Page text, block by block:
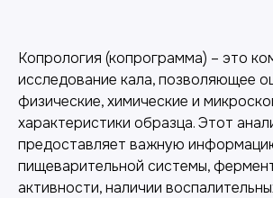
Копрология (копрограмма) – это
исследование кала, позволяющее
физические, химические и
характеристики образца. Этот
предоставляет важную
пищеварительной системы,
активности, наличии